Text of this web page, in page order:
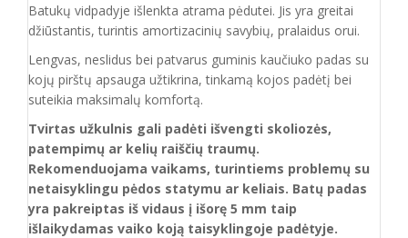
Batukų vidpadyje išlenkta atrama pėdutei. Jis yra greitai
džiūstantis, turintis amortizacinių savybių, pralaidus orui.
Lengvas, neslidus bei patvarus guminis kaučiuko padas su
kojų pirštų apsauga užtikrina, tinkamą kojos padėtį bei
suteikia maksimalų komfortą.
Tvirtas užkulnis gali padėti išvengti skoliozės,
patempimų ar kelių raiščių traumų.
Rekomenduojama vaikams, turintiems problemų su
netaisyklingu pėdos statymu ar keliais. Batų padas
yra pakreiptas iš vidaus į išorę 5 mm taip
išlaikydamas vaiko koją taisyklingoje padėtyje.